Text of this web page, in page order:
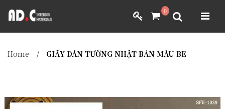
0
GIẤY DÁN TƯỜNG NHẬT BẢN
MÀNH RÈM NHẬT BẢN FILM DÁN NỘI THẤT VẢI BỌC NỘI THẤT
ADC INTERIOR
GIẤY DÁN TƯỜNG NHẬT BẢN
MÀNH RÈM NHẬT BẢN
VẢI BỌC NỘI THẤT
Home / GIẤY DÁN TƯỜNG NHẬT BẢN MÀU BE